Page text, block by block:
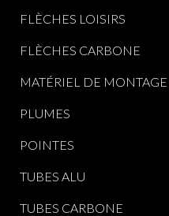
FLÈCHES LOISIRS
FLÈCHES CARBONE
MATÉRIEL DE MONTAGE
PLUMES
POINTES
TUBES ALU
TUBES CARBONE